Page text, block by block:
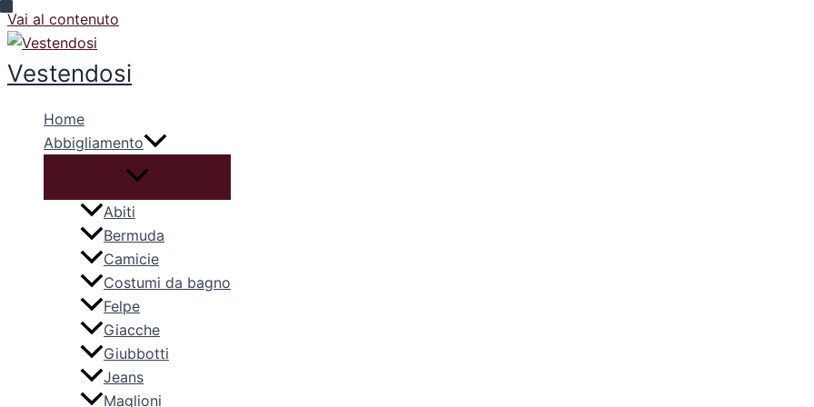
Vai al contenuto
Vestendosi
Home
Abbigliamento
Abiti
Bermuda
Camicie
Costumi da bagno
Felpe
Giacche
Giubbotti
Jeans
Maglioni